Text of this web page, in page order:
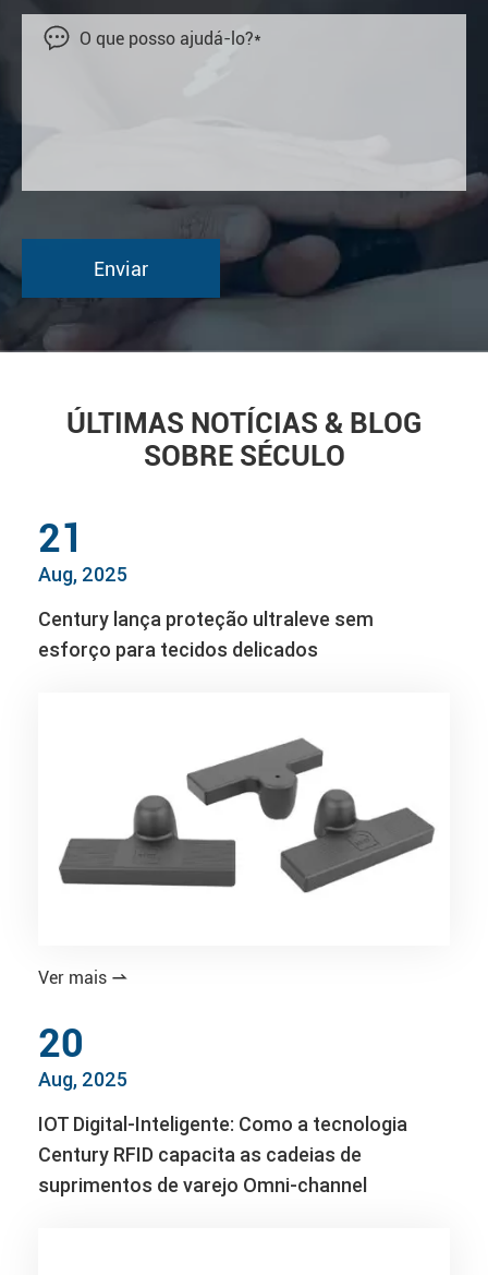

ÚLTIMAS NOTÍCIAS & BLOG
SOBRE SÉCULO
21
Aug, 2025
Century lança proteção ultraleve sem
esforço para tecidos delicados
Ver mais 
20
Aug, 2025
IOT Digital-Inteligente: Como a tecnologia
Century RFID capacita as cadeias de
suprimentos de varejo Omni-channel